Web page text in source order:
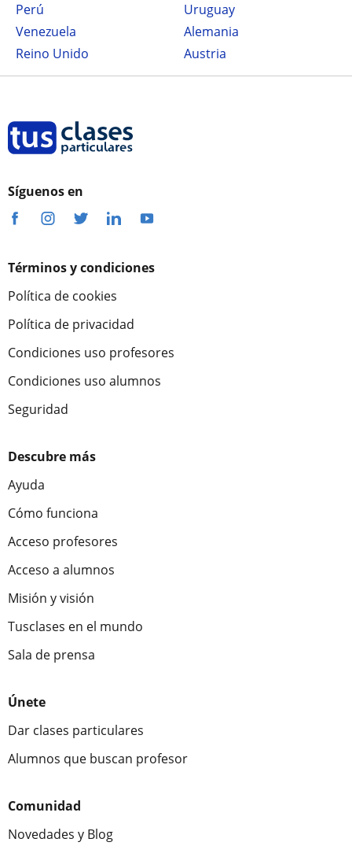
Perú
Uruguay
Venezuela
Alemania
Reino Unido
Austria
Síguenos en
Términos y condiciones
Política de cookies
Política de privacidad
Condiciones uso profesores
Condiciones uso alumnos
Seguridad
Descubre más
Ayuda
Cómo funciona
Acceso profesores
Acceso a alumnos
Misión y visión
Tusclases en el mundo
Sala de prensa
Únete
Dar clases particulares
Alumnos que buscan profesor
Comunidad
Novedades y Blog